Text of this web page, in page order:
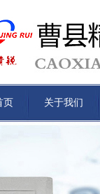
页 关于我们